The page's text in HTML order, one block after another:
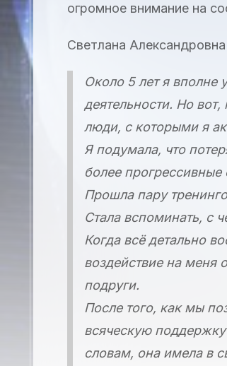
огромное внимание на
Светлана
Около 5 лет я вполне
деятельности. Но
люди, с которыми я
Я подумала, что
более
Прошла пару
Стала вспоминать, с
Когда всё детально
воздействие на меня
подруги.
После того, как мы
всяческую
словам, она имела в